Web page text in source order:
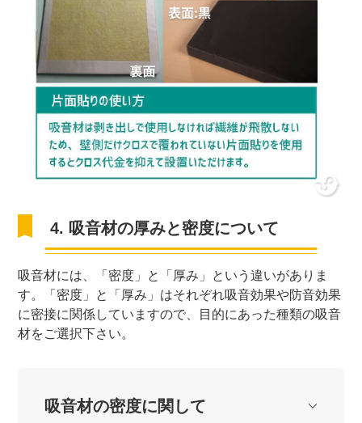
4. 吸音材の厚みと密度について
吸音材には、「密度」と「厚み」という違いがありま
す。「密度」と「厚み」はそれぞれ吸音効果や防音効果
に密接に関係していますので、目的にあった種類の吸音
材をご選択下さい。
吸音材の密度に関して